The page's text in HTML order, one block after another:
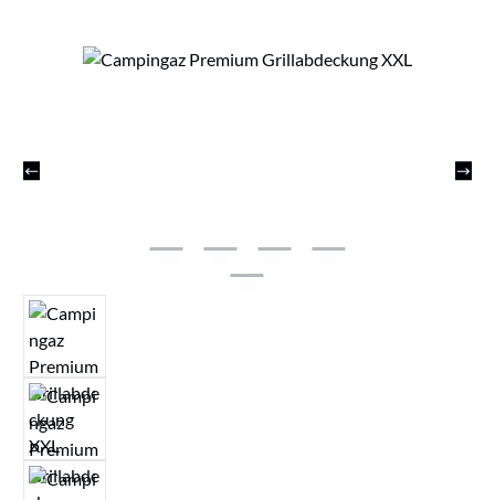
Bildergalerie überspringen